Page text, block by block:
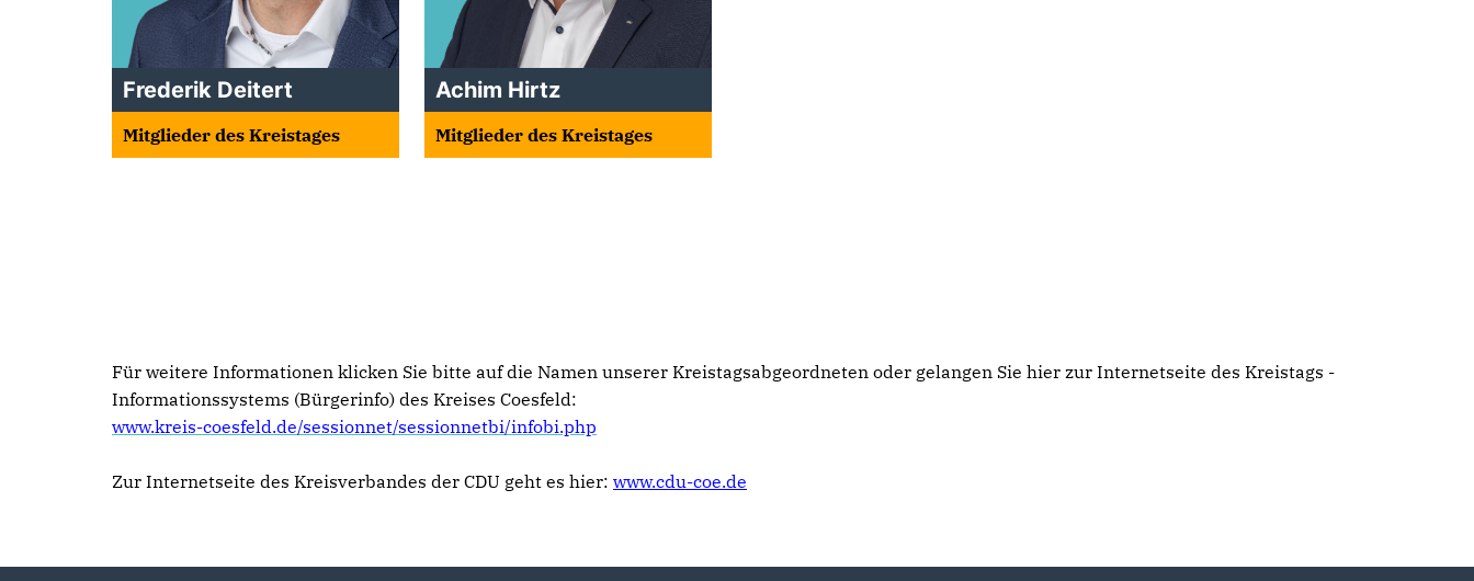
Frederik Deitert
Mitglieder des Kreistages
Achim Hirtz
Mitglieder des Kreistages
Für weitere Informationen klicken Sie bitte auf die Namen unserer Kreistagsabgeordneten oder gelangen Sie hier zur Internetseite des Kreistags -
Informationssystems (Bürgerinfo) des Kreises Coesfeld:
www.kreis-coesfeld.de/sessionnet/sessionnetbi/infobi.php
Zur Internetseite des Kreisverbandes der CDU geht es hier: www.cdu-coe.de